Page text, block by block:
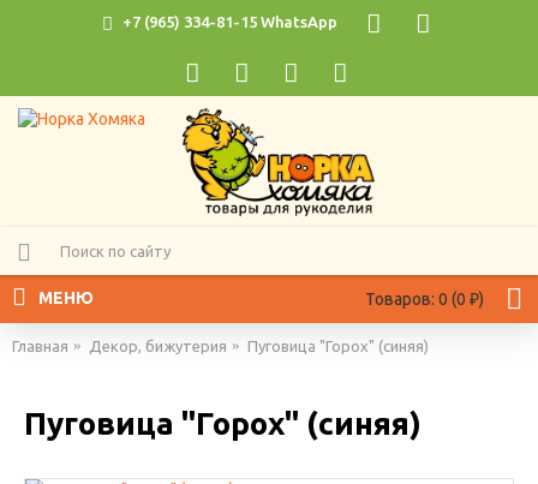
+7 (965) 334-81-15 WhatsApp
Товаров: 0 (0 ₽)
МЕНЮ
Главная Декор, бижутерия Пуговица "Горох" (синяя)
Пуговица "Горох" (синяя)